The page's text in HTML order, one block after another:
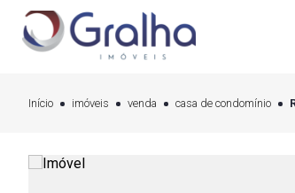
Início imóveis venda casa de condomínio